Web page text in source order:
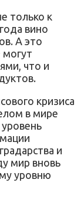
только к
вино
А это
что и
кризиса
в мире
уровень
и
мир вновь
уровню